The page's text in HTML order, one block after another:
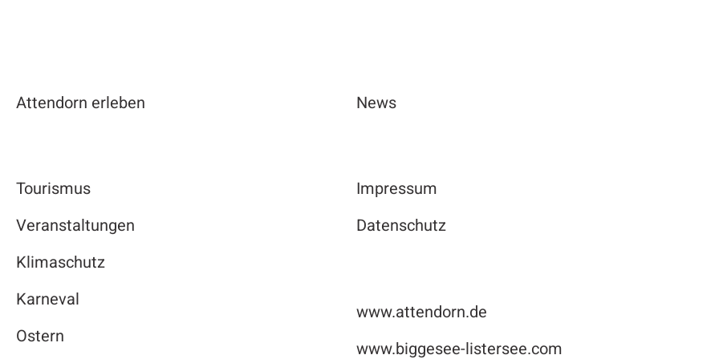
Attendorn erleben
Tourismus
Veranstaltungen
Klimaschutz
Karneval
Ostern
News
Impressum
Datenschutz
www.attendorn.de
www.biggesee-listersee.com